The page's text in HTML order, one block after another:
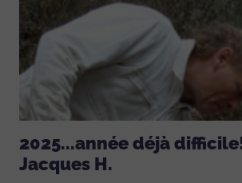
2025...année déjà
Jacques H.